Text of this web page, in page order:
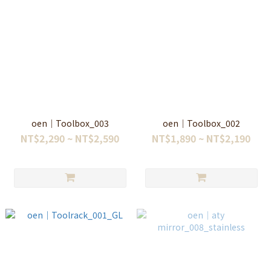
oen｜Toolbox_003
NT$2,290 ~ NT$2,590
oen｜Toolbox_002
NT$1,890 ~ NT$2,190